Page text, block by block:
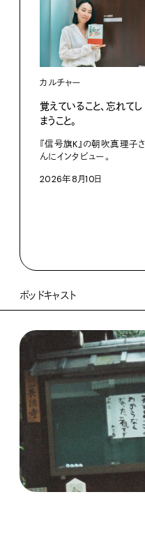
カルチャー
覚えていること、忘れてし
まうこと。
『信号旗K』の朝吹真理子さ
んにインタビュー。
2026年8月10日
ポッドキャスト